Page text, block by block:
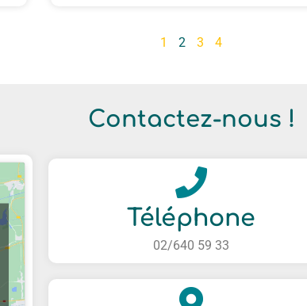
1 2 3 4
Contactez-nous !
Téléphone
02/640 59 33